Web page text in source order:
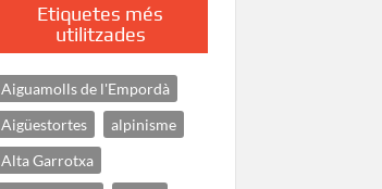
Etiquetes més
utilitzades
Aiguamolls de l'Empordà
Aigüestortes
alpinisme
Alta Garrotxa